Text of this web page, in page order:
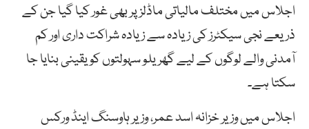
اجلاس میں مختلف مالیاتی ماڈلز پر بھی غور کیا گیا جن کے
ذریعے نجی سیکٹرز کی زیادہ سے زیادہ شراکت داری اورکم
آمدنی والے لوگوں کے لیے گھریلو سہولتوں کو یقینی بنایا جا
سکتا ہے۔
اجلاس میں وزیر خزانہ اسد عمر، وزیر ہاوسنگ اینڈ ورکس